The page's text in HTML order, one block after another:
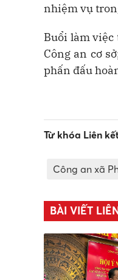
nhiệm vụ
Buổi làm việc
Công an cơ
phấn đấu
Từ khóa Liên
Công an xã
BÀI VIẾT